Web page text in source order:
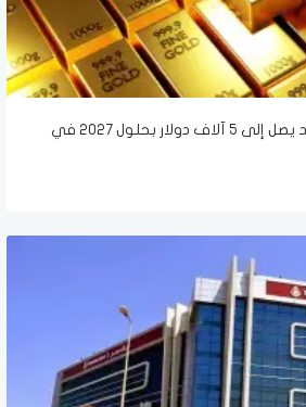
محلل اقتصادي: الذهب قد يصل إلى 5 آلاف دولار بحلول 2027 في